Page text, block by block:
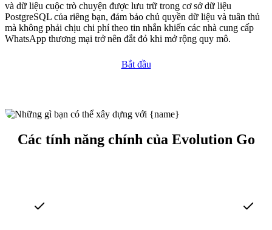
và dữ liệu cuộc trò chuyện được lưu trữ trong cơ sở dữ liệu
PostgreSQL của riêng bạn, đảm bảo chủ quyền dữ liệu và tuân thủ
mà không phải chịu chi phí theo tin nhắn khiến các nhà cung cấp
WhatsApp thương mại trở nên đắt đỏ khi mở rộng quy mô.
Bắt đầu
Các tính năng chính của Evolution Go